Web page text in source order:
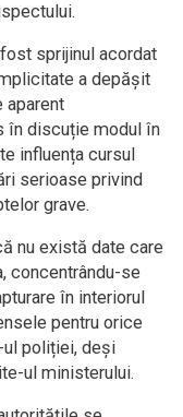
sprijinul acordat
a depășit
aparent
în discuție modul în
influența cursul
serioase privind
grave.
nu există date care
concentrându-se
în interiorul
pentru orice
poliției, deși
ul ministerului.